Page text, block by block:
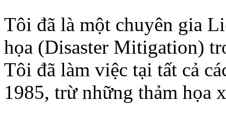
Tôi đã là một chuyên gia
họa (Disaster Mitigation)
Tôi đã làm việc tại tất cả
1985, trừ những thảm họa